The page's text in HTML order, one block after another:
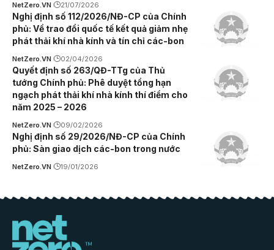
NetZero.VN 21/07/2026
Nghị định số 112/2026/NĐ-CP của Chính
phủ: Về trao đổi quốc tế kết quả giảm nhẹ
phát thải khí nhà kính và tín chỉ các-bon
NetZero.VN 02/04/2026
Quyết định số 263/QĐ-TTg của Thủ
tướng Chính phủ: Phê duyệt tổng hạn
ngạch phát thải khí nhà kính thí điểm cho
năm 2025 – 2026
NetZero.VN 09/02/2026
Nghị định số 29/2026/NĐ-CP của Chính
phủ: Sàn giao dịch các-bon trong nước
NetZero.VN 19/01/2026